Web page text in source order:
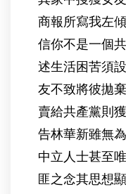
商報所寫我左
信你不是一個
述生活困苦須
友不致將彼拋
賣給共產黨則
告林華新雖無
中立人士甚至
匪之念其思想